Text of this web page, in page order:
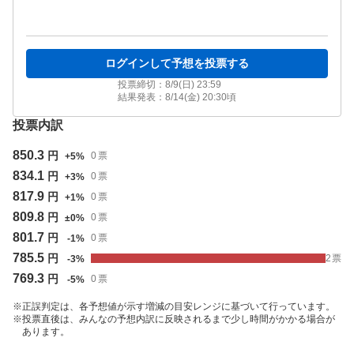
ログインして予想を投票する
投票締切： 8/9(日) 23:59
結果発表： 8/14(金) 20:30頃
投票内訳
850.3 円 +5% 0 票
834.1 円 +3% 0 票
817.9 円 +1% 0 票
809.8 円 ±0% 0 票
801.7 円 -1% 0 票
785.5 円 -3% 2 票
769.3 円 -5% 0 票
正誤判定は、各予想値が示す増減の目安レンジに基づいて行っています。
投票直後は、みんなの予想内訳に反映されるまで少し時間がかかる場合が
あります。